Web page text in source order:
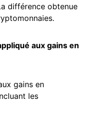
différence obtenue
aux gains en
gains en
les